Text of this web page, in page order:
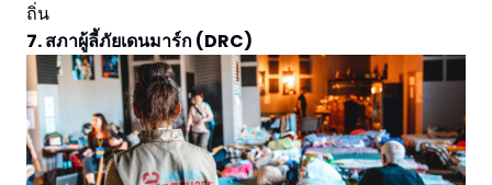
ถิ่น
7. สภาผู้ลี้ภัยเดนมาร์ก (DRC)